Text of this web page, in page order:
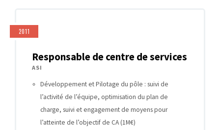
2011
Responsable de centre de services
ASI
Développement et Pilotage du pôle : suivi de
l’activité de l’équipe, optimisation du plan de
charge, suivi et engagement de moyens pour
l’atteinte de l’objectif de CA (1M€)